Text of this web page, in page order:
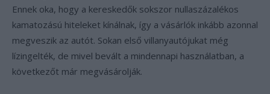
Ennek oka, hogy a kereskedők sokszor nullaszázalékos
kamatozású hiteleket kínálnak, így a vásárlók inkább azonnal
megveszik az autót. Sokan első villanyautójukat még
lízingelték, de mivel bevált a mindennapi használatban, a
következőt már megvásárolják.